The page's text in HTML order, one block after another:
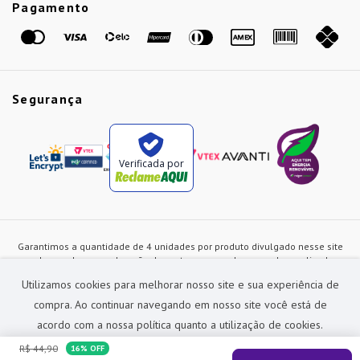
Utilizamos cookies para melhorar nosso site e sua experiência de
compra. Ao continuar navegando em nosso site você está de
acordo com a nossa política quanto a utilização de cookies.
R$ 44,90 16% OFF
Pagamento
Segurança
Verificada por
Garantimos a quantidade de 4 unidades por produto divulgado nesse site
ou de acordo com a duração dos estoques, sendo as vendas realizadas
alterados a qualquer instante sem prévia comunicação e são exclusivos
para a loja virtual, não restando nenhuma obrigação de prática similar nas
lojas físicas da rede Preçolandia. Todas as imagens dos produtos são
meramente ilustrativas.
Preçolandia Comercial Ltda CNPJ: 62.270.186/0011-28